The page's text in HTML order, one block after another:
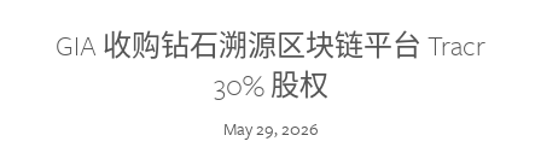
GIA 收购钻石溯源区块链平台 Tracr
30% 股权
May 29, 2026